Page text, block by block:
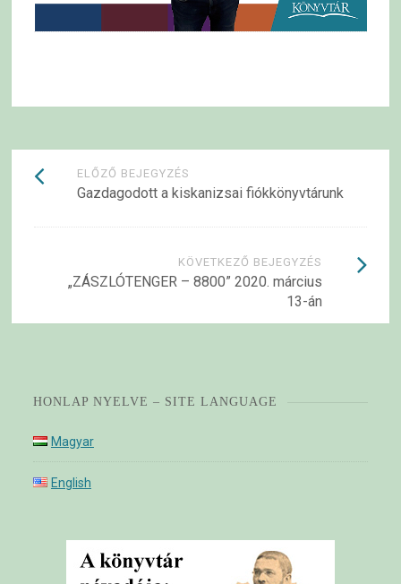
Bejegyzések
navigációja
ELŐZŐ BEJEGYZÉS
Gazdagodott a kiskanizsai fiókkönyvtárunk
KÖVETKEZŐ BEJEGYZÉS
„ZÁSZLÓTENGER – 8800” 2020. március
13-án
HONLAP NYELVE – SITE LANGUAGE
Magyar
English